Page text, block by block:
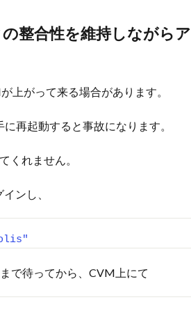
整合性を維持しながらア
上がって来る場合があります。
再起動すると事故になります。
くれません。
ンし、
で待ってから、CVM上にて